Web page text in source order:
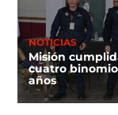
NOTICIAS
Misión
cuatro
años